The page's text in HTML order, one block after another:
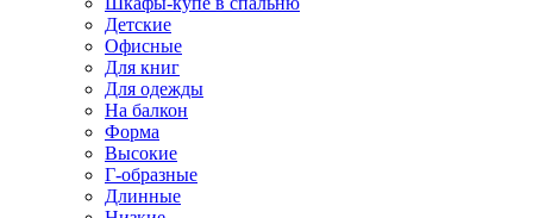
Детские
Офисные
Для книг
Для одежды
На балкон
Форма
Высокие
Г-образные
Длинные